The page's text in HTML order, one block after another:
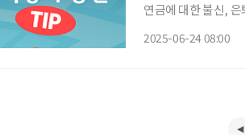
연금에 대한 불신,
2025-06-24 08:00